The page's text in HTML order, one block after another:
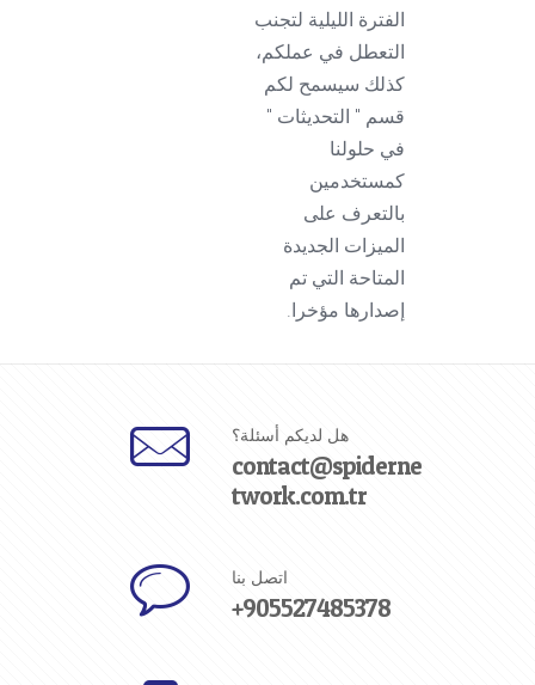
الفترة الليلية لتجنب
التعطل في عملكم،
كذلك سيسمح لكم
قسم " التحديثات "
في حلولنا
كمستخدمين
بالتعرف على
الميزات الجديدة
المتاحة التي تم
إصدارها مؤخرا.
هل لديكم أسئلة؟
contact@spiderne
twork.com.tr
اتصل بنا
+905527485378